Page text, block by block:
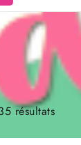
résultats